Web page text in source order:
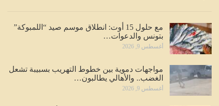
مع حلول 15 أوت: انطلاق موسم صيد “اللمبوكة”
بتونس والدعوات…
أغسطس 9, 2026
مواجهات دموية بين خطوط التهريب بسبيبة تشعل
الغضب.. والأهالي يطالبون…
أغسطس 9, 2026